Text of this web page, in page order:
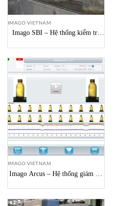
IMAGO VIETNAM
Imago SBI – Hệ thống kiểm tra
IMAGO VIETNAM
Imago Arcus – Hệ thống giám sát